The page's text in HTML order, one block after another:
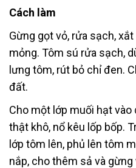
Cách làm
Gừng gọt vỏ, rửa sạch,
mỏng. Tôm sú rửa sạch,
lưng tôm, rút bỏ chỉ đen.
đất.
Cho một lớp muối hạt
thật khô, nổ kêu lốp bốp.
lớp tôm lên, phủ lên tôm
nắp, cho thêm sả và